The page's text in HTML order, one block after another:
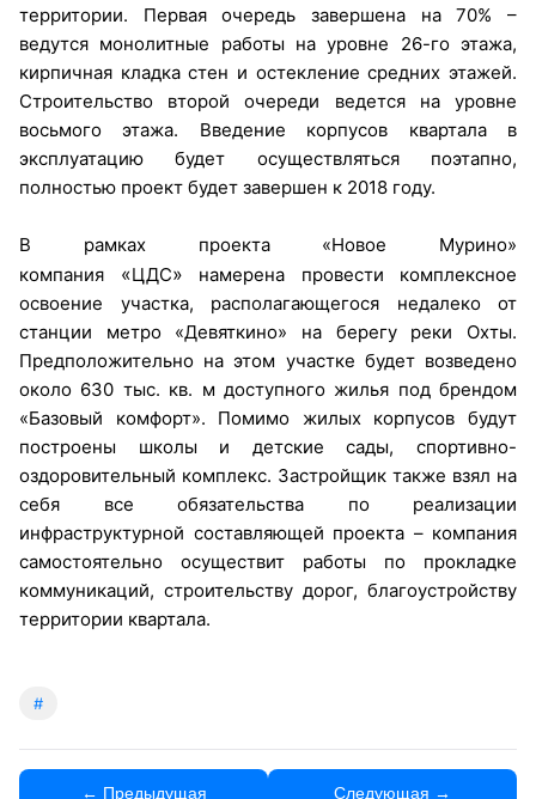
территории. Первая очередь завершена на 70% –
ведутся монолитные работы на уровне 26-го этажа,
кирпичная кладка стен и остекление средних этажей.
Строительство второй очереди ведется на уровне
восьмого этажа. Введение корпусов квартала в
эксплуатацию будет осуществляться поэтапно,
полностью проект будет завершен к 2018 году.
В рамках проекта «Новое Мурино»
компания «ЦДС» намерена провести комплексное
освоение участка, располагающегося недалеко от
станции метро «Девяткино» на берегу реки Охты.
Предположительно на этом участке будет возведено
около 630 тыс. кв. м доступного жилья под брендом
«Базовый комфорт». Помимо жилых корпусов будут
построены школы и детские сады, спортивно-
оздоровительный комплекс. Застройщик также взял на
себя все обязательства по реализации
инфраструктурной составляющей проекта – компания
самостоятельно осуществит работы по прокладке
коммуникаций, строительству дорог, благоустройству
территории квартала.
#
← Предыдущая Следующая →